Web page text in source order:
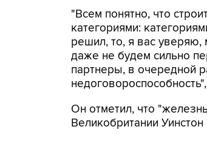
"Всем понятно, что
категориями:
решил, то, я вас
даже не будем сильно
партнеры, в очередной
Он отметил, что
Великобритании